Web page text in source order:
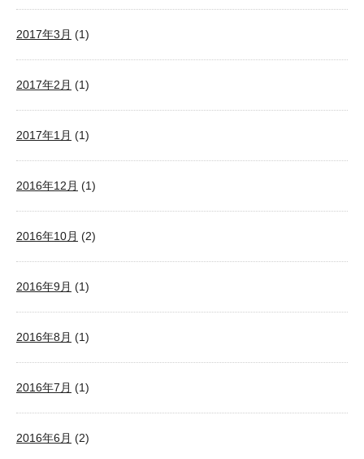
2017年3月 (1)
2017年2月 (1)
2017年1月 (1)
2016年12月 (1)
2016年10月 (2)
2016年9月 (1)
2016年8月 (1)
2016年7月 (1)
2016年6月 (2)